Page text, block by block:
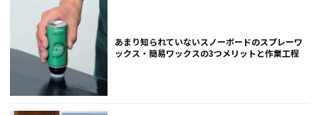
あまり知られていないスノーボードのスプレーワ
ックス・簡易ワックスの3つメリットと作業工程